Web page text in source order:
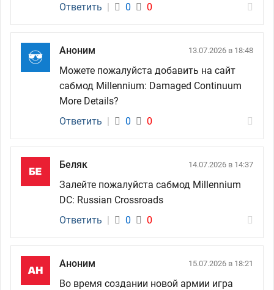
Ответить | 0 0
Аноним 13.07.2026 в 18:48
Можете пожалуйста добавить на сайт
сабмод Millennium: Damaged Continuum
More Details?
Ответить | 0 0
Беляк 14.07.2026 в 14:37
Залейте пожалуйста сабмод Millennium
DC: Russian Crossroads
Ответить | 0 0
Аноним 15.07.2026 в 18:21
Во время создании новой армии игра